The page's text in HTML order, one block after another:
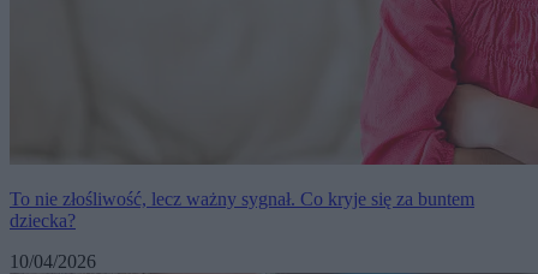
To nie złośliwość, lecz ważny sygnał. Co kryje się za buntem
dziecka?
10/04/2026